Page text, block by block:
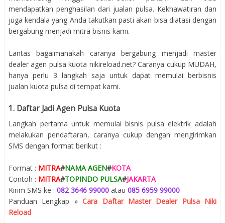
mendapatkan penghasilan dari jualan pulsa. Kekhawatiran dan
juga kendala yang Anda takutkan pasti akan bisa diatasi dengan
bergabung menjadi mitra bisnis kami.
Lantas bagaimanakah caranya bergabung menjadi master
dealer agen pulsa kuota nikireload.net? Caranya cukup MUDAH,
hanya perlu 3 langkah saja untuk dapat memulai berbisnis
jualan kuota pulsa di tempat kami.
1. Daftar Jadi Agen Pulsa Kuota
Langkah pertama untuk memulai bisnis pulsa elektrik adalah
melakukan pendaftaran, caranya cukup dengan mengirimkan
SMS dengan format berikut :
Format : MITRA#NAMA AGEN#KOTA
Contoh : MITRA#TOPINDO PULSA#JAKARTA
Kirim SMS ke : 082 3646 99000 atau 085 6959 99000
Panduan Lengkap »Cara Daftar Master Dealer Pulsa Niki
Reload